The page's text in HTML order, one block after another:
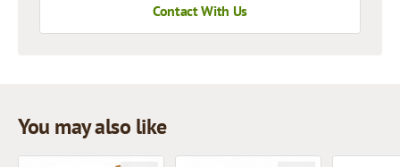
Contact With Us
You may also like